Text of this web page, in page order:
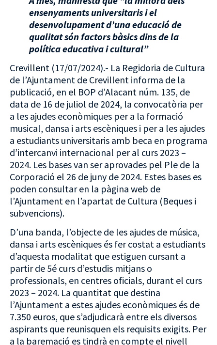
ensenyaments universitaris i el
desenvolupament d’una educació de
qualitat són factors bàsics dins de la
política educativa i cultural”
Crevillent (17/07/2024).- La Regidoria de Cultura
de l’Ajuntament de Crevillent informa de la
publicació, en el BOP d’Alacant núm. 135, de
data de 16 de juliol de 2024, la convocatòria per
a les ajudes econòmiques per a la formació
musical, dansa i arts escèniques i per a les ajudes
a estudiants universitaris amb beca en programa
d’intercanvi internacional per al curs 2023 –
2024. Les bases van ser aprovades pel Ple de la
Corporació el 26 de juny de 2024. Estes bases es
poden consultar en la pàgina web de
l’Ajuntament en l’apartat de Cultura (Beques i
subvencions).
D’una banda, l’objecte de les ajudes de música,
dansa i arts escèniques és fer costat a estudiants
d’aquesta modalitat que estiguen cursant a
partir de 5é curs d’estudis mitjans o
professionals, en centres oficials, durant el curs
2023 – 2024. La quantitat que destina
l’Ajuntament a estes ajudes econòmiques és de
7.350 euros, que s’adjudicarà entre els diversos
aspirants que reunisquen els requisits exigits. Per
a la baremació es tindrà en compte el nivell